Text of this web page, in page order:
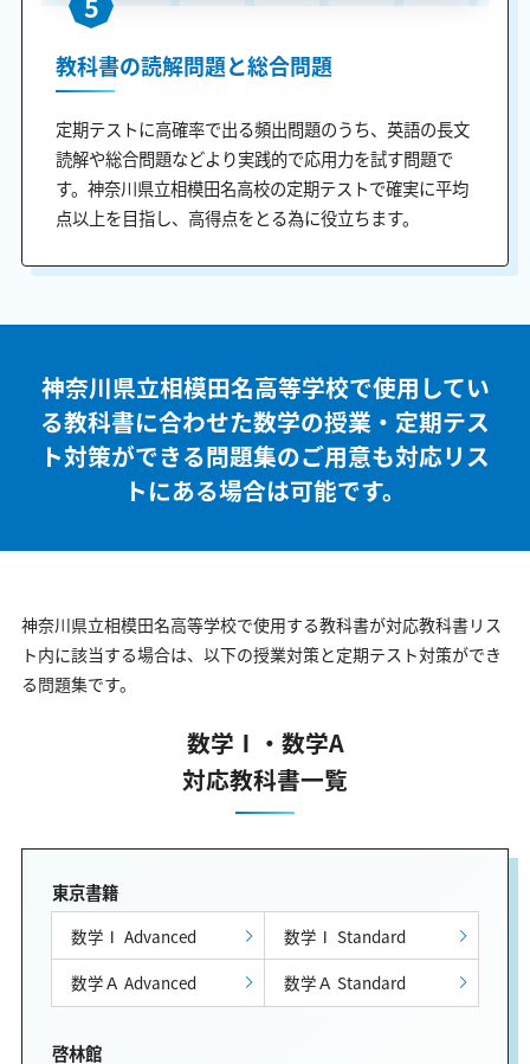
教科書の読解問題と総合問題
定期テストに高確率で出る頻出問題のうち、英語の長文
読解や総合問題などより実践的で応用力を試す問題で
す。神奈川県立相模田名高校の定期テストで確実に平均
点以上を目指し、高得点をとる為に役立ちます。
神奈川県立相模田名高等学校で使用してい
る教科書に合わせた数学の授業・定期テス
ト対策ができる問題集のご用意も対応リス
トにある場合は可能です。
神奈川県立相模田名高等学校で使用する教科書が対応教科書リス
ト内に該当する場合は、以下の授業対策と定期テスト対策ができ
る問題集です。
数学Ⅰ・数学A
対応教科書一覧
東京書籍
数学Ⅰ Advanced
数学Ⅰ Standard
数学Ａ Advanced
数学Ａ Standard
啓林館